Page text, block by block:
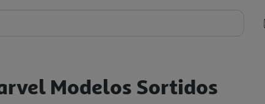
Modelos Sortidos